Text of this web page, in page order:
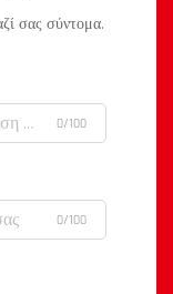
σας σύντομα.
0/100
0/100